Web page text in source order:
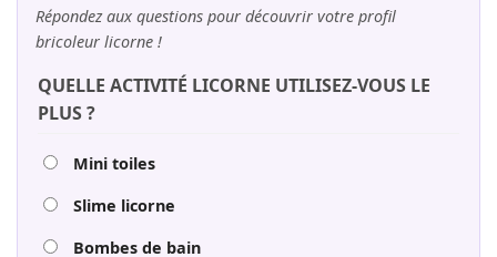
Répondez aux questions pour découvrir votre profil
bricoleur licorne !
QUELLE ACTIVITÉ LICORNE UTILISEZ-VOUS LE
PLUS ?
Mini toiles
Slime licorne
Bombes de bain